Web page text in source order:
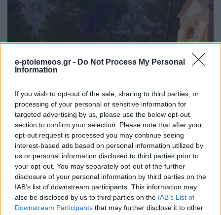
e-ptolemeos.gr - Do Not Process My Personal
Information
If you wish to opt-out of the sale, sharing to third parties, or
processing of your personal or sensitive information for
targeted advertising by us, please use the below opt-out
section to confirm your selection. Please note that after your
opt-out request is processed you may continue seeing
interest-based ads based on personal information utilized by
us or personal information disclosed to third parties prior to
your opt-out. You may separately opt-out of the further
disclosure of your personal information by third parties on the
IAB’s list of downstream participants. This information may
also be disclosed by us to third parties on the IAB’s List of
Downstream Participants that may further disclose it to other